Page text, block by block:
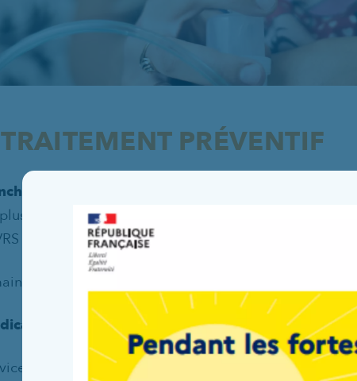
PRÉVENTIF
est une maladie respiratoire due à un
particulièrement les bébés de moins de 6 mois.
(virus respiratoire syncytial).
possible de protéger son bébé grâce à un
réduit de 60 % le risque d’attraper la
de maternité, néonatologie et pédiatrie du